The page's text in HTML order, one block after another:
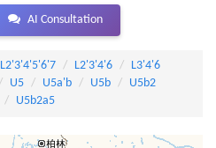
AI Consultation
L2'3'4'5'6'7 L2'3'4'6
L3'4'6
U5 U5a'b U5b
U5b2
U5b2a5